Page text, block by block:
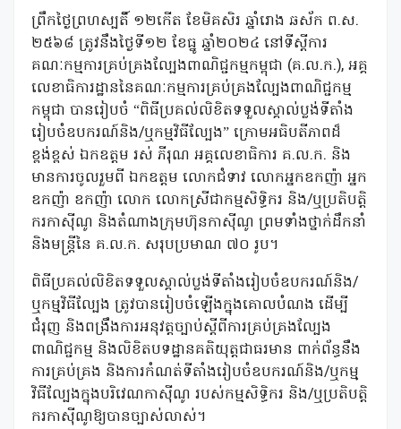
ព្រឹកថ្ងៃព្រហស្បតិ៍ ១២កើត ខែមិគសិរ ឆ្នាំរោង ឆស័ក ព.ស.
២៥៦៨ ត្រូវនឹងថ្ងៃទី១២ ខែធ្នូ ឆ្នាំ២០២៤ នៅទីស្តីការ
គណៈកម្មការគ្រប់គ្រងល្បែងពាណិជ្ជកម្មកម្ពុជា (គ.ល.ក.), អគ្គ
លេខាធិការដ្ឋាននៃគណៈកម្មការគ្រប់គ្រងល្បែងពាណិជ្ជកម្ម
កម្ពុជា បានរៀបចំ “ពិធីប្រគល់លិខិតទទួលស្គាល់ប្លង់ទីតាំង
រៀបចំឧបករណ៍និង/ឬកម្មវិធីល្បែង” ក្រោមអធិបតីភាពដ៏
ខ្ពង់ខ្ពស់ ឯកឧត្តម រស់ ភីរុណ អគ្គលេខាធិការ គ.ល.ក. និង
មានការចូលរួមពី ឯកឧត្តម លោកជំទាវ លោកអ្នកឧកញ៉ា អ្នក
ឧកញ៉ា ឧកញ៉ា លោក លោកស្រីជាកម្មសិទ្ធិករ និង/ឬប្រតិបត្តិ
ករកាស៊ីណូ និងតំណាងក្រុមហ៊ុនកាស៊ីណូ ព្រមទាំងថ្នាក់ដឹកនាំ
និងមន្ត្រីនៃ គ.ល.ក. សរុបប្រមាណ ៧០ រូប។
ពិធីប្រគល់លិខិតទទួលស្គាល់ប្លង់ទីតាំងរៀបចំឧបករណ៍និង/
ឬកមុ្មវិធីល្បែង ត្រូវបានរៀបចំឡើងក្នុងគោលបំណង ដើម្បី
ជំរុញ និងពង្រឹងការអនុវត្តច្បាប់ស្តីពីការគ្រប់គ្រងល្បែង
ពាណិជ្ជកម្ម និងលិខិតបទដ្ឋានគតិយុត្តជាធរមាន ពាក់ព័ន្ធនឹង
ការគ្រប់គ្រង និងការកំណត់ទីតាំងរៀបចំឧបករណ៍និង/ឬកមុ្ម
វិធីល្បែងក្នុងបរិវេណកាស៊ីណូ របស់កម្មសិទ្ធិករ និង/ឬប្រតិបត្តិ
ករកាស៊ីណូឱ្យបានច្បាស់លាស់។